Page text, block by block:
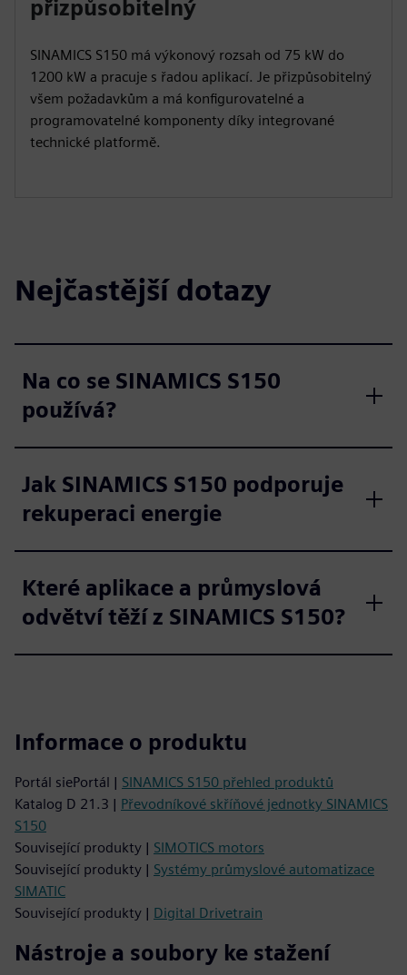
přizpůsobitelný
SINAMICS S150 má výkonový rozsah od 75 kW do
1200 kW a pracuje s řadou aplikací. Je přizpůsobitelný
všem požadavkům a má konfigurovatelné a
programovatelné komponenty díky integrované
technické platformě.
Nejčastější dotazy
Na co se SINAMICS S150
používá?
Jak SINAMICS S150 podporuje
rekuperaci energie
Které aplikace a průmyslová
odvětví těží z SINAMICS S150?
Informace o produktu
Portál siePortál | SINAMICS S150 přehled produktů
Katalog D 21.3 | Převodníkové skříňové jednotky SINAMICS
S150
Související produkty | SIMOTICS motors
Související produkty | Systémy průmyslové automatizace
SIMATIC
Související produkty | Digital Drivetrain
Nástroje a soubory ke stažení